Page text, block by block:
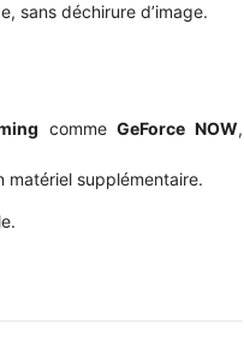
sans déchirure d’image.
commeGeForce NOW,
matériel supplémentaire.